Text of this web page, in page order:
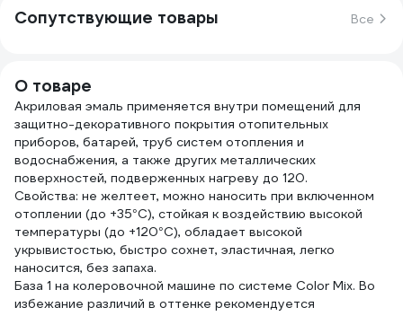
Сопутствующие товары Все
О товаре
Акриловая эмаль применяется внутри помещений для
защитно-декоративного покрытия отопительных
приборов, батарей, труб систем отопления и
водоснабжения, а также других металлических
поверхностей, подверженных нагреву до 120.
Свойства: не желтеет, можно наносить при включенном
отоплении (до +35°С), стойкая к воздействию высокой
температуры (до +120°С), обладает высокой
укрывистостью, быстро сохнет, эластичная, легко
наносится, без запаха.
База 1 на колеровочной машине по системе Color Mix. Во
избежание различий в оттенке рекомендуется